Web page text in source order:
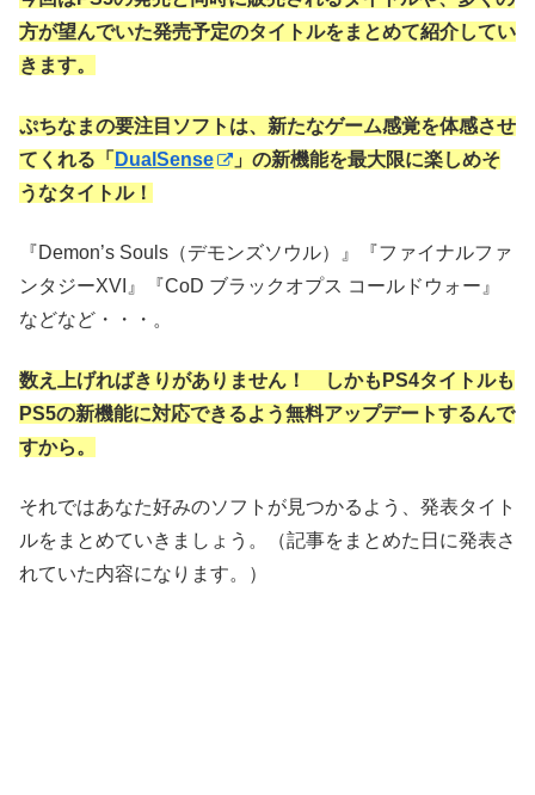
方が望んでいた発売予定のタイトルをまとめて紹介してい
きます。
ぷちなまの要注目ソフトは、新たなゲーム感覚を体感させ
てくれる「 DualSense
」の新機能を最大限に楽しめそ
うなタイトル！
『Demon’s Souls（デモンズソウル）』『ファイナルファ
ンタジーXVI』『CoD ブラックオプス コールドウォー』
などなど・・・。
数え上げればきりがありません！ しかもPS4タイトルも
PS5の新機能に対応できるよう無料アップデートするんで
すから。
それではあなた好みのソフトが見つかるよう、発表タイト
ルをまとめていきましょう。（記事をまとめた日に発表さ
れていた内容になります。）